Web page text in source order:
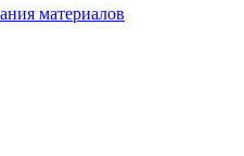
материалов